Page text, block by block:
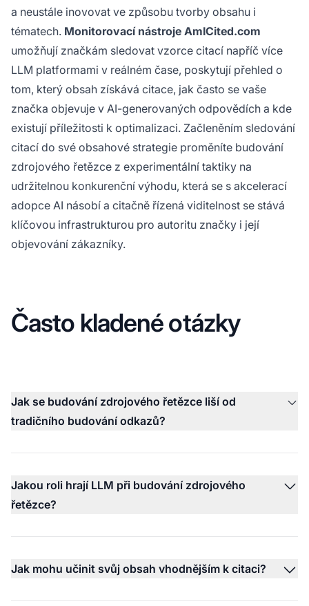
a neustále inovovat ve způsobu tvorby obsahu i
tématech. Monitorovací nástroje AmICited.com
umožňují značkám sledovat vzorce citací napříč více
LLM platformami v reálném čase, poskytují přehled o
tom, který obsah získává citace, jak často se vaše
značka objevuje v AI-generovaných odpovědích a kde
existují příležitosti k optimalizaci. Začleněním sledování
citací do své obsahové strategie proměníte budování
zdrojového řetězce z experimentální taktiky na
udržitelnou konkurenční výhodu, která se s akcelerací
adopce AI násobí a citačně řízená viditelnost se stává
klíčovou infrastrukturou pro autoritu značky i její
objevování zákazníky.
Často kladené otázky
Jak se budování zdrojového řetězce liší od
tradičního budování odkazů?
Jakou roli hrají LLM při budování zdrojového
řetězce?
Jak mohu učinit svůj obsah vhodnějším k citaci?